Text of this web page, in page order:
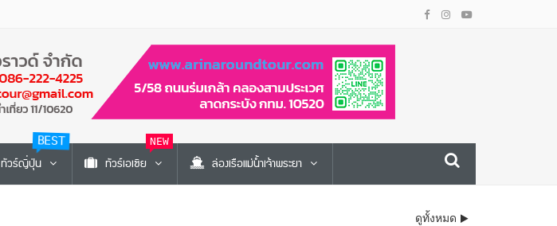
ทัวร์ญี่ปุ่น
BEST
ทัวร์เอเซีย
NEW
ล่องเรือแม่น้ำเจ้าพระยา
ดูทั้งหมด